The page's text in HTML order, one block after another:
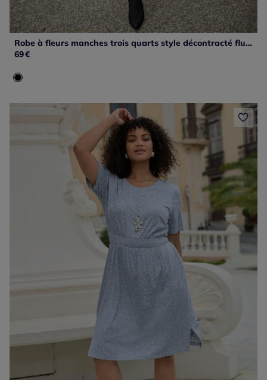
Robe à fleurs manches trois quarts style décontracté fluide
69€